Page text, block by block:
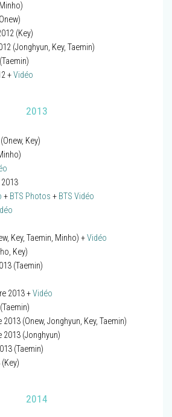
(Key)
(Jonghyun, Key, Taemin)
+Vidéo
2013
Key)
+ BTS Photos + BTS Vidéo
Key, Taemin, Minho) +Vidéo
Key)
(Taemin)
2013 +Vidéo
2013 (Onew, Jonghyun, Key, Taemin)
2013 (Jonghyun)
(Taemin)
2014